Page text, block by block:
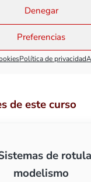
Denegar
Preferencias
Política de privacidad
miembro
iniciar sesión.
de este curso
de
modelismo